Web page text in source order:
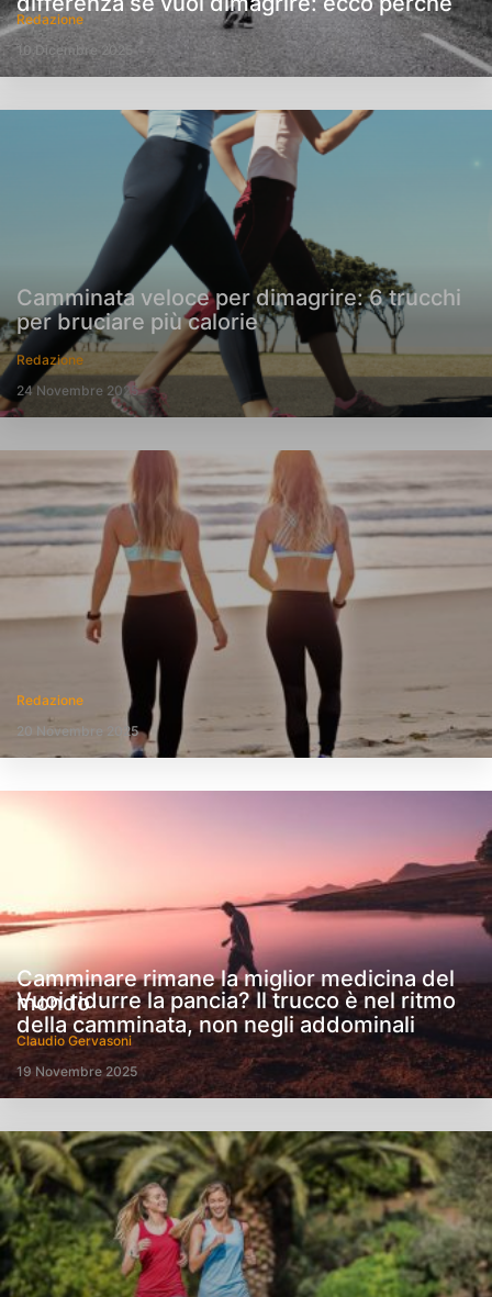
Redazione
10 Dicembre 2025
Camminata veloce per dimagrire: 6 trucchi
per bruciare più calorie
Redazione
24 Novembre 2025
Redazione
20 Novembre 2025
Camminare rimane la miglior medicina del
mondo
Claudio Gervasoni
19 Novembre 2025
Vuoi ridurre la pancia? Il trucco è nel ritmo
della camminata, non negli addominali